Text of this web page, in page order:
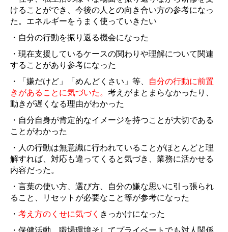
けることができ、今後の人との向き合い方の参考になっ
た。エネルギーをうまく使っていきたい
・自分の行動を振り返る機会になった
・現在支援しているケースの関わりや理解について関連
することがあり参考になった
・「嫌だけど」「めんどくさい」等、
自分の行動に前置
きがあることに気づいた。 考えがまとまらなかったり、
動きが遅くなる理由がわかった
・自分自身が肯定的なイメージを持つことが大切である
ことがわかった
・人の行動は無意識に行われていることがほとんどと理
解すれば、対応も違ってくると気づき、業務に活かせる
内容だった。
・言葉の使い方、選び方、自分の嫌な思いに引っ張られ
ること、リセットが必要なこと等が参考になった
・ 考え方のくせに気づく きっかけになった
・保健活動、職場環境そしてプライベートでも対人関係